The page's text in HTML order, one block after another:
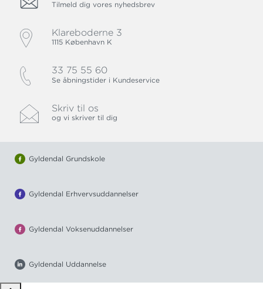
Tilmeld dig vores nyhedsbrev
Klareboderne 3
1115 København K
33 75 55 60
Se åbningstider i Kundeservice
Skriv til os
og vi skriver til dig
Gyldendal Grundskole
Gyldendal Erhvervsuddannelser
Gyldendal Voksenuddannelser
Gyldendal Uddannelse